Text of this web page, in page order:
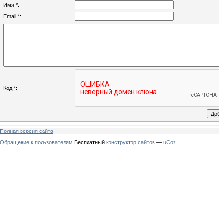
Имя *:
Email *:
Код *:
Полная версия сайта
Обращение к пользователям Бесплатный конструктор сайтов — uCoz